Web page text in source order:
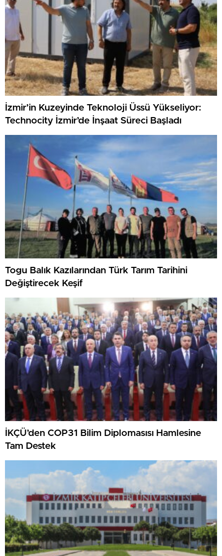
İzmir’in Kuzeyinde Teknoloji Üssü Yükseliyor:
Technocity İzmir’de İnşaat Süreci Başladı
Togu Balık Kazılarından Türk Tarım Tarihini
Değiştirecek Keşif
İKÇÜ’den COP31 Bilim Diplomasısı Hamlesine
Tam Destek